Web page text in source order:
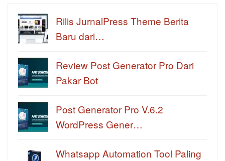
Rilis JurnalPress Theme Berita
Baru dari…
Review Post Generator Pro Dari
Pakar Bot
Post Generator Pro V.6.2
WordPress Gener…
Whatsapp Automation Tool Paling